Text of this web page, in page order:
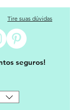
Tire suas dúvidas
seguros!